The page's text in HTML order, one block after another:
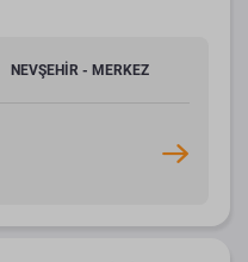
NEVŞEHİR - MERKEZ